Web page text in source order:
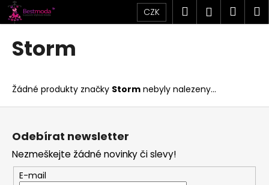
Přejít
na
obsah
CZK Hledat
Storm
Žádné produkty značky Storm nebyly nalezeny...
K
o
o
p
o
t
ř
e
b
Z
Odebírat newsletter
Nezmeškejte žádné novinky či slevy!
E-mail